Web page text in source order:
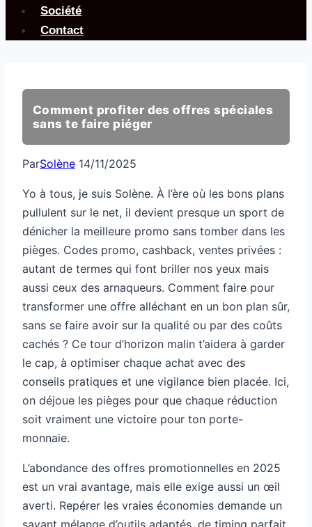
Société
Contact
Comment profiter des offres spéciales
sans te faire piéger
ParSolène 14/11/2025
Yo à tous, je suis Solène. À l’ère où les bons plans
pullulent sur le net, il devient presque un sport de
dénicher la meilleure promo sans tomber dans les
pièges. Codes promo, cashback, ventes privées :
autant de termes qui font briller nos yeux mais
aussi ceux des arnaqueurs. Comment faire pour
transformer une offre alléchant en un bon plan sûr,
sans se faire avoir sur la qualité ou par des coûts
cachés ? Ce tour d’horizon malin t’aidera à garder
le cap, à optimiser chaque achat avec des
conseils pratiques et une vigilance bien placée. Ici,
on déjoue les pièges pour que chaque réduction
soit vraiment une victoire pour ton porte-
monnaie.
L’abondance des offres promotionnelles en 2025
est un vrai avantage, mais elle exige aussi un œil
averti. Repérer les vraies économies demande un